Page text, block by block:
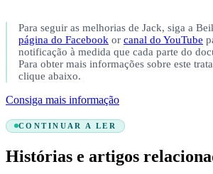
Para seguir as melhorias de Jack, siga a
página do Facebook or canal do YouTube
notificação à medida que cada parte do
Para obter mais informações sobre este
clique abaixo.
Consiga mais informação
CONTINUAR A LER
Histórias e artigos